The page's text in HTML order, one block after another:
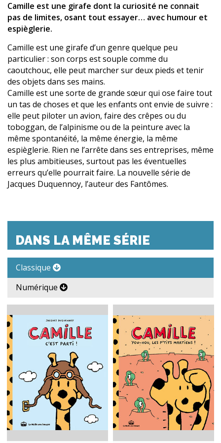
Camille est une girafe dont la curiosité ne connait
pas de limites, osant tout essayer… avec humour et
espièglerie.
Camille est une girafe d’un genre quelque peu
particulier : son corps est souple comme du
caoutchouc, elle peut marcher sur deux pieds et tenir
des objets dans ses mains.
Camille est une sorte de grande sœur qui ose faire tout
un tas de choses et que les enfants ont envie de suivre :
elle peut piloter un avion, faire des crêpes ou du
toboggan, de l’alpinisme ou de la peinture avec la
même spontanéité, la même énergie, la même
espièglerie. Rien ne l’arrête dans ses entreprises, même
les plus ambitieuses, surtout pas les éventuelles
erreurs qu’elle pourrait faire. La nouvelle série de
Jacques Duquennoy, l’auteur des Fantômes.
DANS LA MÊME SÉRIE
Classique
Numérique